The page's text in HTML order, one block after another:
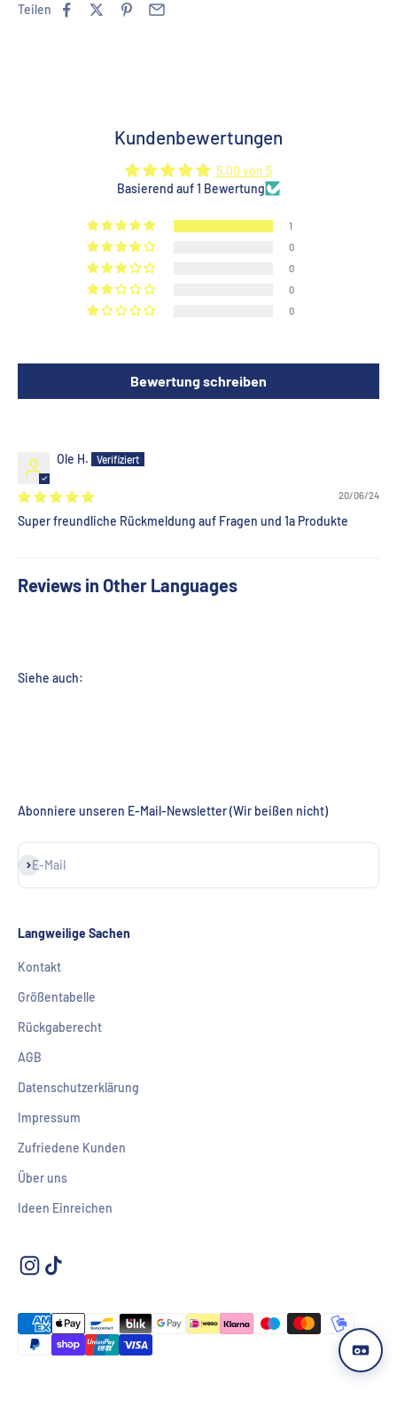
Teilen
Kundenbewertungen
5.00 von 5
Basierend auf 1 Bewertung
1
0
0
0
0
Bewertung schreiben
Ole H.
20/06/24
Super freundliche Rückmeldung auf Fragen und 1a Produkte
Reviews in Other Languages
Abonniere unseren E-Mail-Newsletter (Wir beißen nicht)
E-Mail
Abonnieren
Langweilige Sachen
Kontakt
Größentabelle
Rückgaberecht
AGB
Datenschutzerklärung
Impressum
Zufriedene Kunden
Über uns
Ideen Einreichen